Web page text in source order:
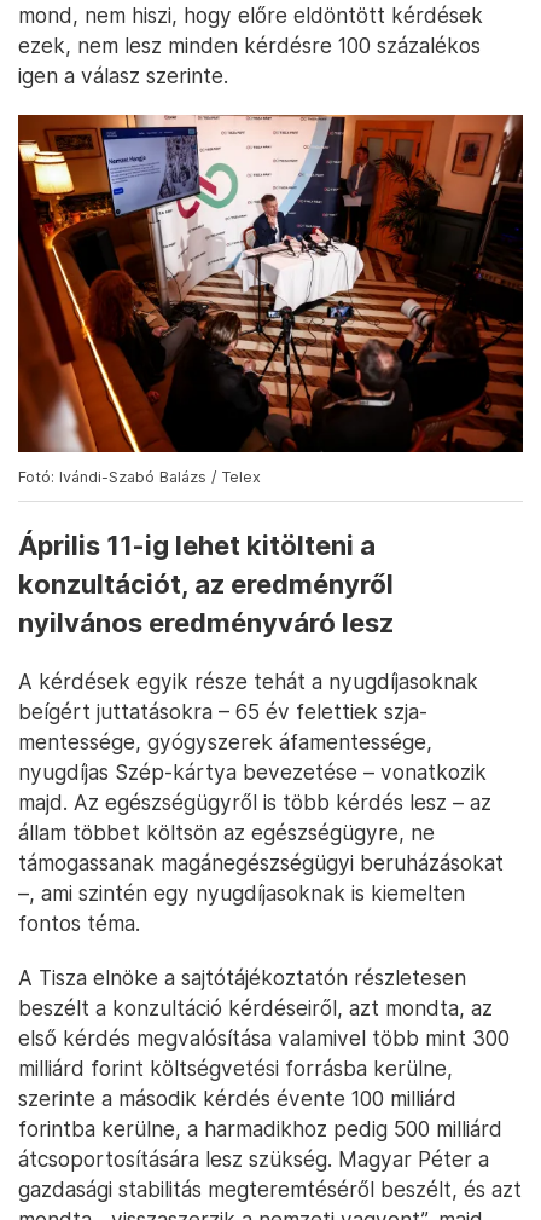
mond, nem hiszi, hogy előre eldöntött kérdések
ezek, nem lesz minden kérdésre 100 százalékos
igen a válasz szerinte.
Fotó: Ivándi-Szabó Balázs / Telex
Április 11-ig lehet kitölteni a
konzultációt, az eredményről
nyilvános eredményváró lesz
A kérdések egyik része tehát a nyugdíjasoknak
beígért juttatásokra – 65 év felettiek szja-
mentessége, gyógyszerek áfamentessége,
nyugdíjas Szép-kártya bevezetése – vonatkozik
majd. Az egészségügyről is több kérdés lesz – az
állam többet költsön az egészségügyre, ne
támogassanak magánegészségügyi beruházásokat
–, ami szintén egy nyugdíjasoknak is kiemelten
fontos téma.
A Tisza elnöke a sajtótájékoztatón részletesen
beszélt a konzultáció kérdéseiről, azt mondta, az
első kérdés megvalósítása valamivel több mint 300
milliárd forint költségvetési forrásba kerülne,
szerinte a második kérdés évente 100 milliárd
forintba kerülne, a harmadikhoz pedig 500 milliárd
átcsoportosítására lesz szükség. Magyar Péter a
gazdasági stabilitás megteremtéséről beszélt, és azt